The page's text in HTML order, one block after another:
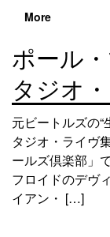
More
ポール
タジオ
元ビートルズの
タジオ・ライヴ
ールズ倶楽部」
フロイドのデヴ
イアン・ […]